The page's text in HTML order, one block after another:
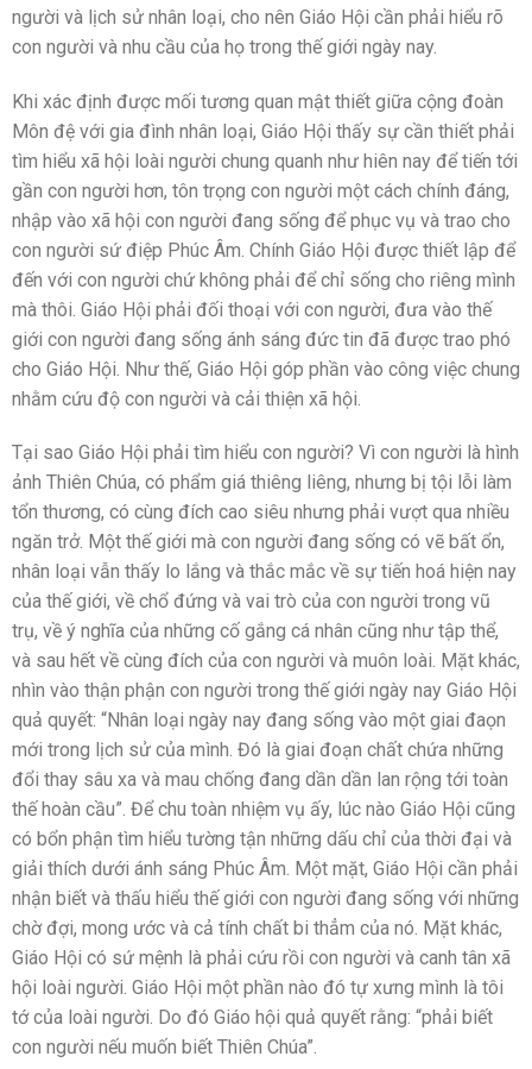
người và lịch sử nhân loại, cho nên Giáo Hội cần phải hiểu rõ
con người và nhu cầu của họ trong thế giới ngày nay.
Khi xác định được mối tương quan mật thiết giữa cộng đoàn
Môn đệ với gia đình nhân loại, Giáo Hội thấy sự cần thiết phải
tìm hiểu xã hội loài người chung quanh như hiên nay để tiến tới
gần con người hơn, tôn trọng con người một cách chính đáng,
nhập vào xã hội con người đang sống để phục vụ và trao cho
con người sứ điệp Phúc Âm. Chính Giáo Hội được thiết lập để
đến với con người chứ không phải để chỉ sống cho riêng mình
mà thôi. Giáo Hội phải đối thoại với con người, đưa vào thế
giới con người đang sống ánh sáng đức tin đã được trao phó
cho Giáo Hội. Như thế, Giáo Hội góp phần vào công việc chung
nhằm cứu độ con người và cải thiện xã hội.
Tại sao Giáo Hội phải tìm hiểu con người? Vì con người là hình
ảnh Thiên Chúa, có phẩm giá thiêng liêng, nhưng bị tội lỗi làm
tổn thương, có cùng đích cao siêu nhưng phải vượt qua nhiều
ngăn trở. Một thế giới mà con người đang sống có vẽ bất ổn,
nhân loại vẫn thấy lo lắng và thắc mắc về sự tiến hoá hiện nay
của thế giới, về chổ đứng và vai trò của con người trong vũ
trụ, về ý nghĩa của những cố gắng cá nhân cũng như tập thể,
và sau hết về cùng đích của con người và muôn loài. Mặt khác,
nhìn vào thận phận con người trong thế giới ngày nay Giáo Hội
quả quyết: “Nhân loại ngày nay đang sống vào một giai đaọn
mới trong lịch sử của mình. Đó là giai đoạn chất chứa những
đổi thay sâu xa và mau chống đang dần dần lan rộng tới toàn
thế hoàn cầu”. Để chu toàn nhiệm vụ ấy, lúc nào Giáo Hội cũng
có bổn phận tìm hiểu tường tận những dấu chỉ của thời đại và
giải thích dưới ánh sáng Phúc Âm. Một mặt, Giáo Hội cần phải
nhận biết và thấu hiểu thế giới con người đang sống với những
chờ đợi, mong ước và cả tính chất bi thẳm của nó. Mặt khác,
Giáo Hội có sứ mệnh là phải cứu rồi con người và canh tân xã
hội loài người. Giáo Hội một phần nào đó tự xưng mình là tôi
tớ của loài người. Do đó Giáo hội quả quyết rằng: “phải biết
con người nếu muốn biết Thiên Chúa”.